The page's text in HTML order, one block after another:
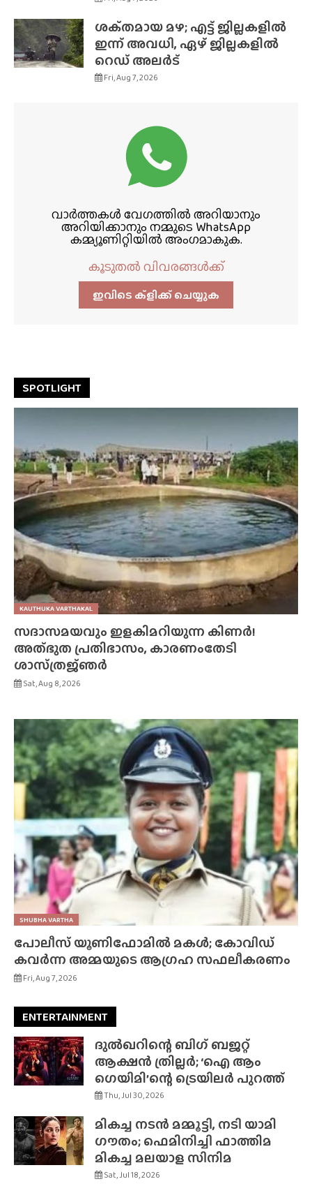
ശക്‌തമായ മഴ; എട്ട് ജില്ലകളിൽ
ഇന്ന് അവധി, ഏഴ് ജില്ലകളിൽ
റെഡ് അലർട്
Fri, Aug 7, 2026
വാർത്തകൾ വേഗത്തിൽ അറിയാനും
അറിയിക്കാനും നമ്മുടെ WhatsApp
കമ്മ്യൂണിറ്റിയിൽ അംഗമാകുക.
കൂടുതൽ വിവരങ്ങൾക്ക്
ഇവിടെ ക്ളിക്ക്‌ ചെയ്യുക
SPOTLIGHT
KAUTHUKA VARTHAKAL
സദാസമയവും ഇളകിമറിയുന്ന കിണർ!
അത്‌ഭുത പ്രതിഭാസം, കാരണംതേടി
ശാസ്‌ത്രജ്‌ഞർ
Sat, Aug 8, 2026
SHUBHA VARTHA
പോലീസ് യൂണിഫോമിൽ മകൾ; കോവിഡ്
കവർന്ന അമ്മയുടെ ആഗ്രഹ സഫലീകരണം
Fri, Aug 7, 2026
ENTERTAINMENT
ദുൽഖറിന്റെ ബിഗ് ബജറ്റ്
ആക്ഷൻ ത്രില്ലർ; ‘ഐ ആം
ഗെയിമി’ന്റെ ട്രെയിലർ പുറത്ത്
Thu, Jul 30, 2026
മികച്ച നടൻ മമ്മൂട്ടി, നടി യാമി
ഗൗതം; ഫെമിനിച്ചി ഫാത്തിമ
മികച്ച മലയാള സിനിമ
Sat, Jul 18, 2026